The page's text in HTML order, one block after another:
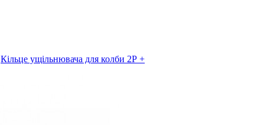
Кільце ущільнювача для колби 2Р +